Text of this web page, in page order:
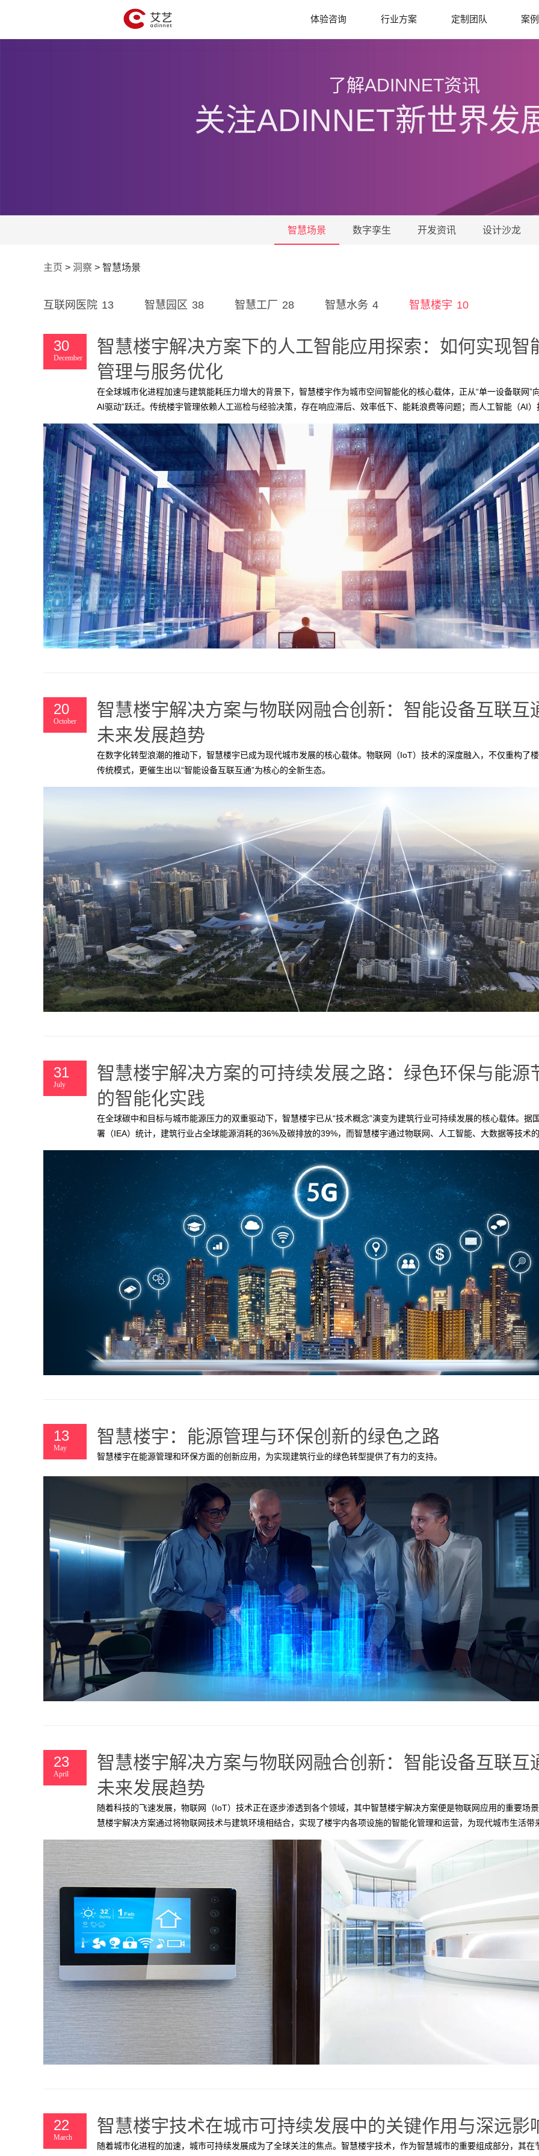
体验咨询 行业方案 定制团队 案例
了解ADINNET资讯
关注ADINNET新世界发
智慧场景 数字孪生 开发资讯 设计沙龙
主页 > 洞察 > 智慧场景
互联网医院 13 智慧园区 38 智慧工厂 28 智慧水务 4 智慧楼宇 10
30
December
智慧楼宇解决方案下的人工智能应用探索：如何实现智
管理与服务优化
在全球城市化进程加速与建筑能耗压力增大的背景下，智慧楼宇作为城市空间智能化的核心载体，正从“单一设备联网”
AI驱动”跃迁。传统楼宇管理依赖人工巡检与经验决策，存在响应滞后、效率低下、能耗浪费等问题；而人工智能（AI）
度应用，正通过数据感知、智能分析与自主决策，重构楼宇的运营逻辑与服务模式。本文将从空间管理、能源优化、安
用户体验四个维度，解析AI如何赋能智慧楼宇实现“管理提效、服务增值、绿色低碳”的三重目标。
20
October
智慧楼宇解决方案与物联网融合创新：智能设备互联互
未来发展趋势
在数字化转型浪潮的推动下，智慧楼宇已成为现代城市发展的核心载体。物联网（IoT）技术的深度融入，不仅重构了
传统模式，更催生出以“智能设备互联互通”为核心的全新生态。
31
July
智慧楼宇解决方案的可持续发展之路：绿色环保与能源
的智能化实践
在全球碳中和目标与城市能源压力的双重驱动下，智慧楼宇已从“技术概念”演变为建筑行业可持续发展的核心载体。据
署（IEA）统计，建筑行业占全球能源消耗的36%及碳排放的39%，而智慧楼宇通过物联网、人工智能、大数据等技术
合，可实现30%以上的能源节约与50%的碳排放削减。
13
May
智慧楼宇：能源管理与环保创新的绿色之路
智慧楼宇在能源管理和环保方面的创新应用，为实现建筑行业的绿色转型提供了有力的支持。
23
April
智慧楼宇解决方案与物联网融合创新：智能设备互联互
未来发展趋势
随着科技的飞速发展，物联网（IoT）技术正在逐步渗透到各个领域，其中智慧楼宇解决方案便是物联网应用的重要场
慧楼宇解决方案通过将物联网技术与建筑环境相结合，实现了楼宇内各项设施的智能化管理和运营，为现代城市生活带
的便利和效益。
22
March
智慧楼宇技术在城市可持续发展中的关键作用与深远影
随着城市化进程的加速，城市可持续发展成为了全球关注的焦点。智慧楼宇技术，作为智慧城市的重要组成部分，其在